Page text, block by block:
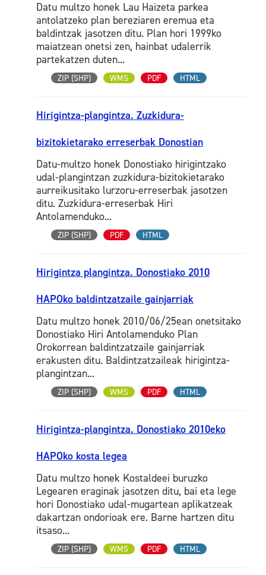
Datu multzo honek Lau Haizeta parkea
antolatzeko plan bereziaren eremua eta
baldintzak jasotzen ditu. Plan hori 1999ko
maiatzean onetsi zen, hainbat udalerrik
partekatzen duten...
ZIP (SHP) WMS PDF HTML
Hirigintza-plangintza. Zuzkidura-
bizitokietarako erreserbak Donostian
Datu-multzo honek Donostiako hirigintzako
udal-plangintzan zuzkidura-bizitokietarako
aurreikusitako lurzoru-erreserbak jasotzen
ditu. Zuzkidura-erreserbak Hiri
Antolamenduko...
ZIP (SHP) PDF HTML
Hirigintza plangintza. Donostiako 2010
HAPOko baldintzatzaile gainjarriak
Datu multzo honek 2010/06/25ean onetsitako
Donostiako Hiri Antolamenduko Plan
Orokorrean baldintzatzaile gainjarriak
erakusten ditu. Baldintzatzaileak hirigintza-
plangintzan...
ZIP (SHP) WMS PDF HTML
Hirigintza-plangintza. Donostiako 2010eko
HAPOko kosta legea
Datu multzo honek Kostaldeei buruzko
Legearen eraginak jasotzen ditu, bai eta lege
hori Donostiako udal-mugartean aplikatzeak
dakartzan ondorioak ere. Barne hartzen ditu
itsaso...
ZIP (SHP) WMS PDF HTML